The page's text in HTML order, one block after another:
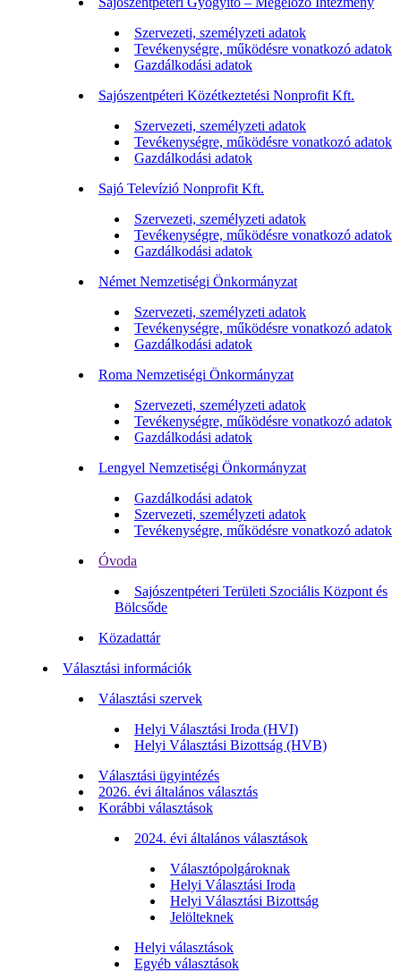
Szervezeti, személyzeti adatok
Tevékenységre, működésre vonatkozó adatok
Gazdálkodási adatok
Sajószentpéteri Közétkeztetési Nonprofit Kft.
Szervezeti, személyzeti adatok
Tevékenységre, működésre vonatkozó adatok
Gazdálkodási adatok
Sajó Televízió Nonprofit Kft.
Szervezeti, személyzeti adatok
Tevékenységre, működésre vonatkozó adatok
Gazdálkodási adatok
Német Nemzetiségi Önkormányzat
Szervezeti, személyzeti adatok
Tevékenységre, működésre vonatkozó adatok
Gazdálkodási adatok
Roma Nemzetiségi Önkormányzat
Szervezeti, személyzeti adatok
Tevékenységre, működésre vonatkozó adatok
Gazdálkodási adatok
Lengyel Nemzetiségi Önkormányzat
Gazdálkodási adatok
Szervezeti, személyzeti adatok
Tevékenységre, működésre vonatkozó adatok
Óvoda
Sajószentpéteri Területi Szociális Központ és
Bölcsőde
Közadattár
Választási információk
Választási szervek
Helyi Választási Iroda (HVI)
Helyi Választási Bizottság (HVB)
Választási ügyintézés
2026. évi általános választás
Korábbi választások
2024. évi általános választások
Választópolgároknak
Helyi Választási Iroda
Helyi Választási Bizottság
Jelölteknek
Helyi választások
Egyéb választások